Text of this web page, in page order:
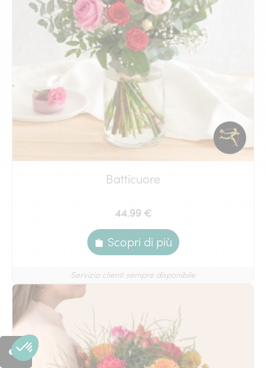
Batticuore
44.99 €
Scopri di più
Servizio clienti sempre disponibile